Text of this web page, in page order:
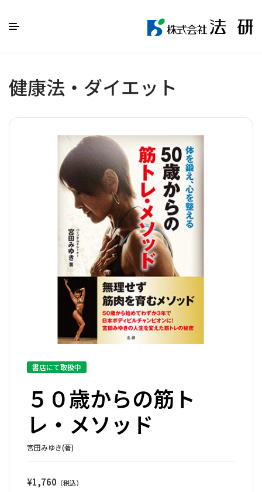
健康法・ダイエット
書店にて取扱中
５０歳からの筋ト
レ・メソッド
宮田みゆき(著)
¥1,760